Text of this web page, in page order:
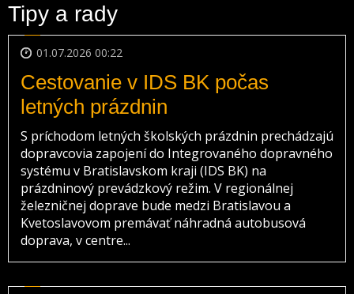
Tipy a rady
01.07.2026 00:22
Cestovanie v IDS BK počas
letných prázdnin
S príchodom letných školských prázdnin prechádzajú
dopravcovia zapojení do Integrovaného dopravného
systému v Bratislavskom kraji (IDS BK) na
prázdninový prevádzkový režim. V regionálnej
železničnej doprave bude medzi Bratislavou a
Kvetoslavovom premávať náhradná autobusová
doprava, v centre...